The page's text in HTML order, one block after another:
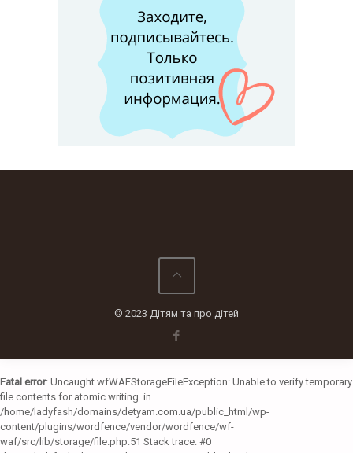
© 2023 Дітям та про дітей
Fatal error: Uncaught wfWAFStorageFileException: Unable to verify temporary
file contents for atomic writing. in
/home/ladyfash/domains/detyam.com.ua/public_html/wp-
content/plugins/wordfence/vendor/wordfence/wf-
waf/src/lib/storage/file.php:51 Stack trace: #0